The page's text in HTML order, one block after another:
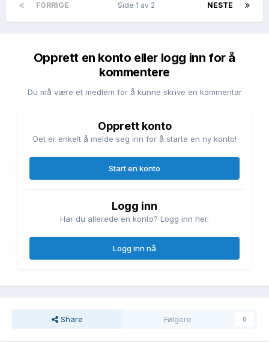
FORRIGE NESTE
Side 1 av 2
Opprett en konto eller logg inn for å
kommentere
Du må være et medlem for å kunne skrive en kommentar
Opprett konto
Det er enkelt å melde seg inn for å starte en ny konto!
Start en konto
Logg inn
Har du allerede en konto? Logg inn her.
Logg inn nå
Share Følgere 0